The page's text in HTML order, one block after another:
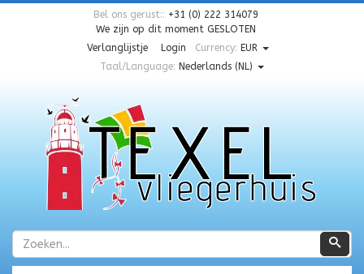
Bel ons gerust:: +31 (0) 222 314079
We zijn op dit moment GESLOTEN
Verlanglijstje
Login Currency: EUR
Taal/Language: Nederlands (NL)
Zoeken